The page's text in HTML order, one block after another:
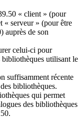
« client » (pour
« serveur » (pour être
auprès de son
celui-ci pour
bibliothèques utilisant le
suffisamment récente
bibliothèques.
qui permet
des bibliothèques